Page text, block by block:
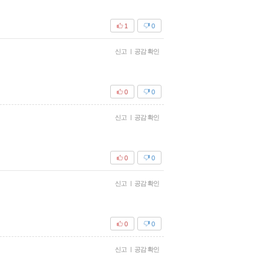
0
1
신고 공감 확인
0
0
신고 공감 확인
0
0
신고 공감 확인
0
0
신고 공감 확인